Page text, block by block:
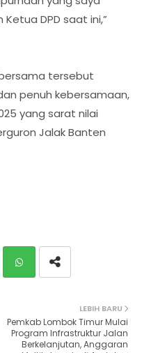
DPD saat ini,”
tersebut
penuh kebersamaan,
yang sarat nilai
Jalak Banten
ats
LEBIH BARU
Pemkab Lombok Timur Mulai
Program Infrastruktur Jalan
Berkelanjutan, Anggaran